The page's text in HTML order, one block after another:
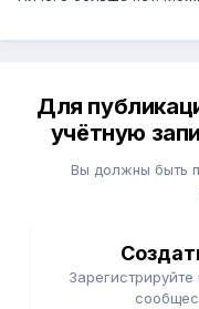
Для
учётную
Вы должны быть